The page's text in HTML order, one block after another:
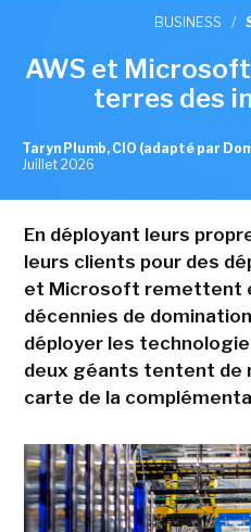
BUSINESS /
AWS et
terres des
Taryn Plumb, CIO (adapté par
Juillet 2026
En déployant leurs
leurs clients pour des
et Microsoft remettent
décennies de
déployer les
deux géants tentent de
carte de la